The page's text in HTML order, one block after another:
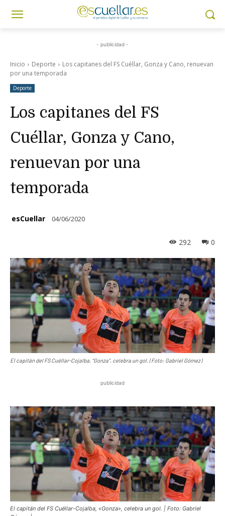
- publicidad -
Inicio Deporte
Los capitanes del FS Cuéllar, Gonza y Cano, renuevan
por una temporada
Deporte
Los capitanes del FS
Cuéllar, Gonza y Cano,
renuevan por una
temporada
esCuellar 04/06/2020
0
292
El capitán del FS Cuéllar-Cojalba, "Gonza", celebra un gol. | Foto: Gabriel Gómez |
publicidad
El capitán del FS Cuéllar-Cojalba, «Gonza», celebra un gol. | Foto: Gabriel